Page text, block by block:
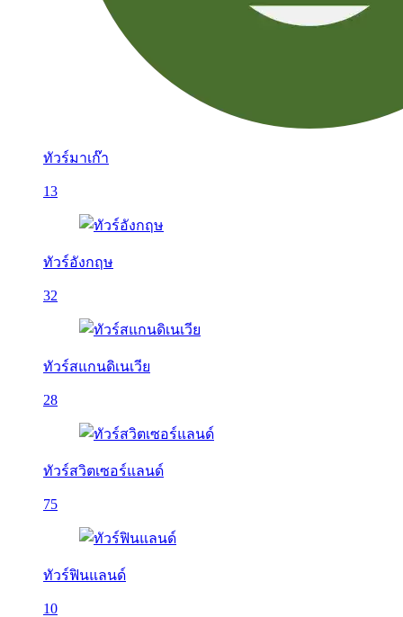
ทัวร์มาเก๊า
13
ทัวร์อังกฤษ
32
ทัวร์สแกนดิเนเวีย
28
ทัวร์สวิตเซอร์แลนด์
75
ทัวร์ฟินแลนด์
10